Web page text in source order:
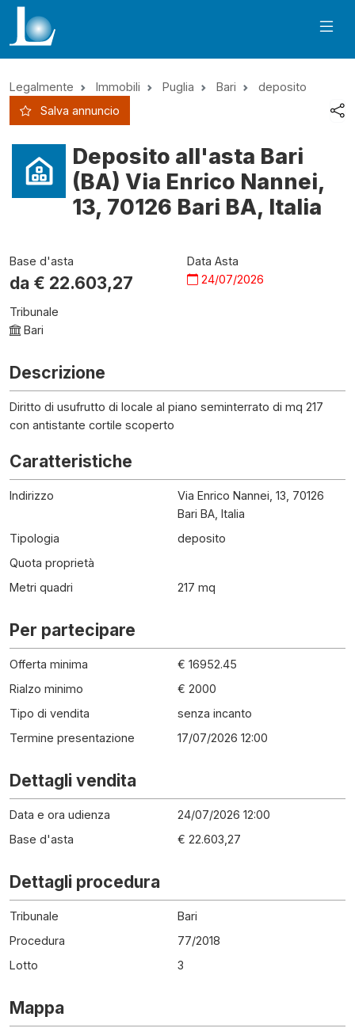
Legalmente Immobili Puglia Bari
deposito
Salva annuncio
Deposito all'asta Bari
(BA) Via Enrico Nannei,
13, 70126 Bari BA, Italia
Base d'asta
da € 22.603,27
Data Asta
24/07/2026
Tribunale
Bari
Descrizione
Diritto di usufrutto di locale al piano seminterrato di mq 217
con antistante cortile scoperto
Caratteristiche
Indirizzo
Via Enrico Nannei, 13, 70126
Bari BA, Italia
Tipologia
deposito
Quota proprietà
Metri quadri
217 mq
Per partecipare
Offerta minima
€ 16952.45
Rialzo minimo
€ 2000
Tipo di vendita
senza incanto
Termine presentazione
17/07/2026 12:00
Dettagli vendita
Data e ora udienza
24/07/2026 12:00
Base d'asta
€ 22.603,27
Dettagli procedura
Tribunale
Bari
Procedura
77/2018
Lotto
3
Mappa